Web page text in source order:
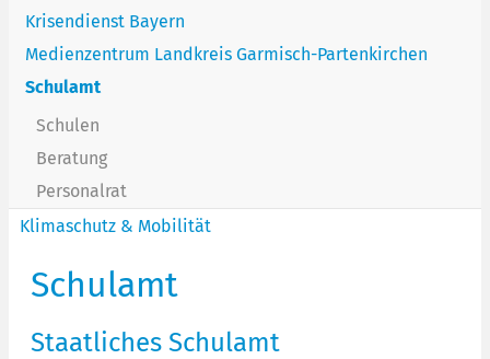
Krisendienst Bayern
Medienzentrum Landkreis Garmisch-Partenkirchen
Schulamt
Schulen
Beratung
Personalrat
Klimaschutz & Mobilität
Schulamt
Staatliches Schulamt